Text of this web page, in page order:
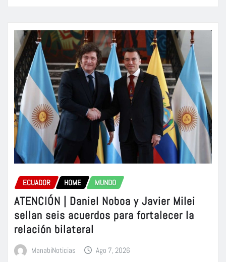
ECUADOR HOME MUNDO
ATENCIÓN | Daniel Noboa y Javier Milei
sellan seis acuerdos para fortalecer la
relación bilateral
ManabiNoticias Ago 7, 2026